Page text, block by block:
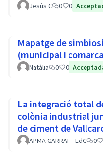
Jesús C 0 0
Mapatge de
(municipal i
Natàlia 0 0
La integració total
colònia industrial
de ciment de
Parc del Garraf
APMA GARRAF - EdC 0